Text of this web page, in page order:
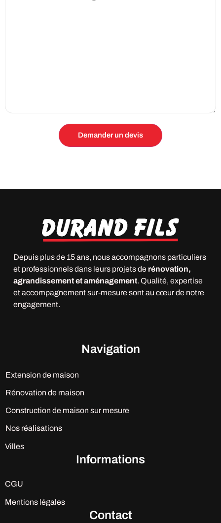
Depuis plus de 15 ans, nous accompagnons particuliers
et professionnels dans leurs projets de rénovation,
agrandissement et aménagement. Qualité, expertise
et accompagnement sur-mesure sont au cœur de notre
engagement.
Navigation
Extension de maison
Rénovation de maison
Construction de maison sur mesure
Nos réalisations
Villes
Informations
CGU
Mentions légales
Contact